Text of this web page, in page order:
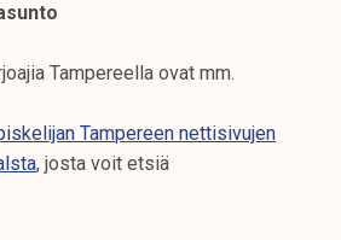
Tampereella ovat mm.
Tampereen nettisivujen
, josta voit etsiä